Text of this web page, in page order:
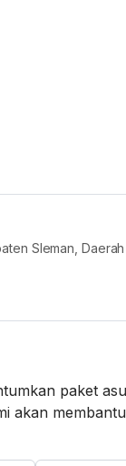
Sleman,
paket
akan